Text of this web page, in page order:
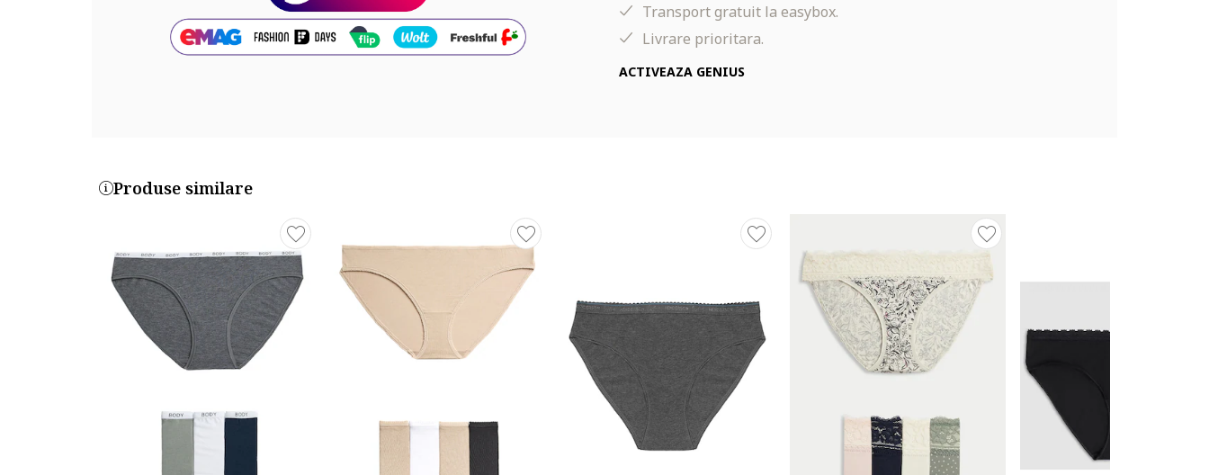
Transport gratuit la easybox.
Livrare prioritara.
ACTIVEAZA GENIUS
Produse similare